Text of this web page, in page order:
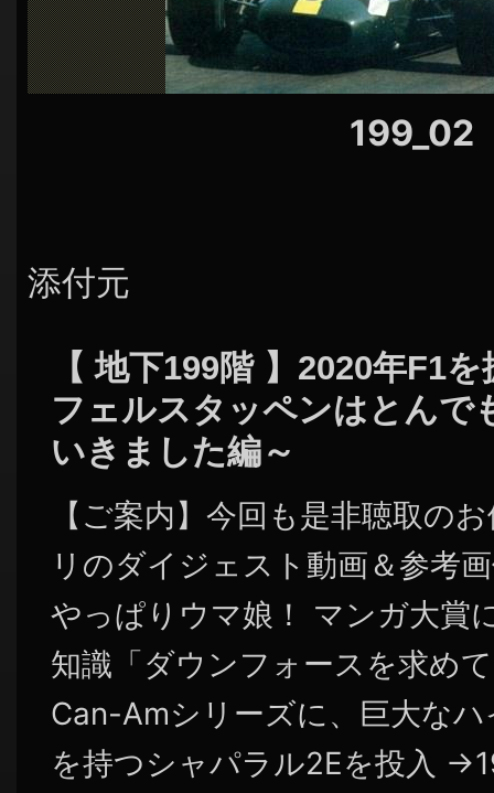
199_02
添付元
【 地下199階 】2020年F1
フェルスタッペンはとんで
いきました編～
【ご案内】今回も是非聴取の
リのダイジェスト動画＆参考
やっぱりウマ娘！ マンガ大賞
知識「ダウンフォースを求め
Can-Amシリーズに、巨大な
を持つシャパラル2Eを投入